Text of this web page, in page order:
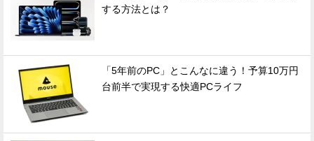
する方法とは？
「5年前のPC」とこんなに違う！予算10万円
台前半で実現する快適PCライフ